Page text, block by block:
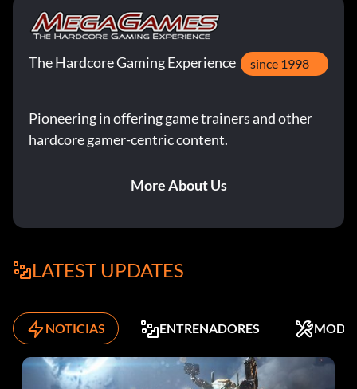
The Hardcore Gaming Experience since 1998
Pioneering in offering game trainers and other
hardcore gamer-centric content.
More About Us
LATEST UPDATES
NOTICIAS ENTRENADORES MODS